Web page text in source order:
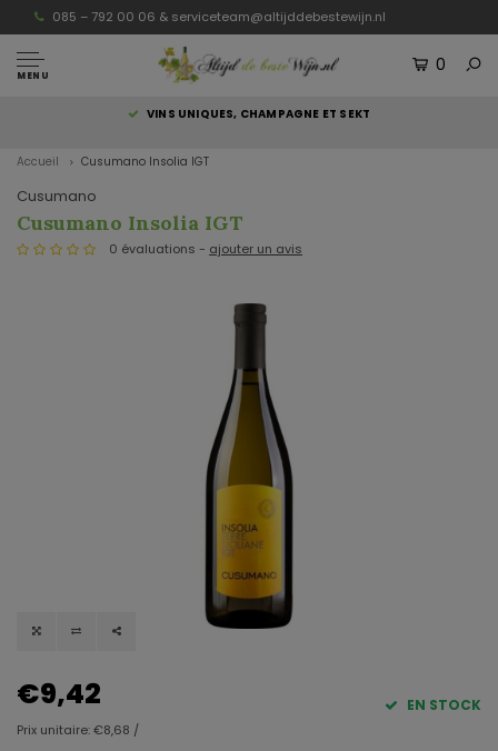
085 – 792 00 06 & serviceteam@altijddebestewijn.nl
MENU
0
VINS UNIQUES, CHAMPAGNE ET SEKT
Accueil Cusumano Insolia IGT
Cusumano
Cusumano Insolia IGT
0 évaluations - ajouter un avis
€9,42
Prix unitaire: €8,68 /
EN STOCK